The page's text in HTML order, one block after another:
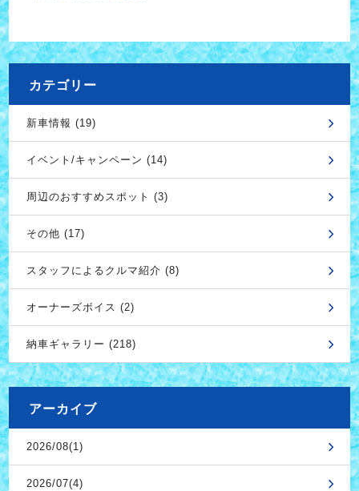
カテゴリー
新車情報 (19)
イベント/キャンペーン (14)
周辺のおすすめスポット (3)
その他 (17)
スタッフによるクルマ紹介 (8)
オーナーズボイス (2)
納車ギャラリー (218)
アーカイブ
2026/08(1)
2026/07(4)